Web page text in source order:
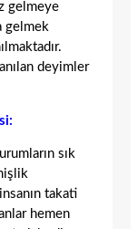
gelmeye
gelmek
deyimler
sık
takati
hemen